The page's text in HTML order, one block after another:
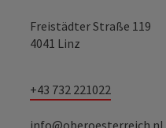
Freistädter Straße 119
4041 Linz
+43 732 221022